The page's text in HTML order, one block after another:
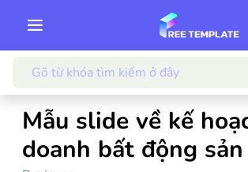
Mẫu slide về kế
doanh bất động sản